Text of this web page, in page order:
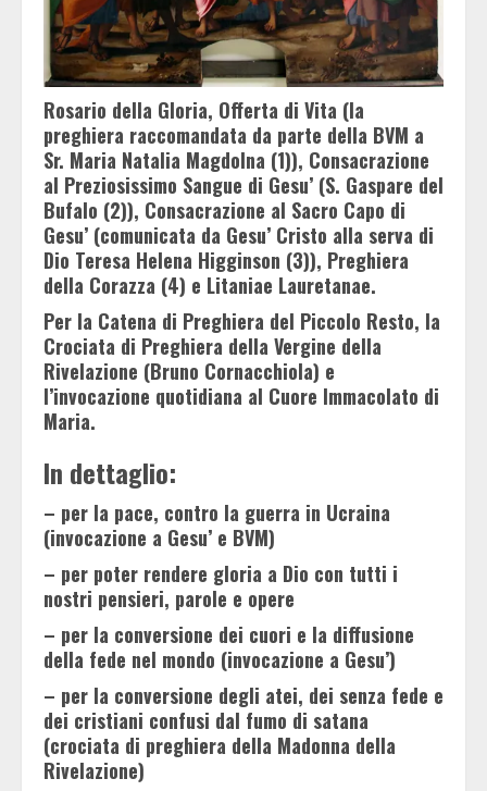
Rosario della Gloria, Offerta di Vita (la
preghiera raccomandata da parte della BVM a
Sr. Maria Natalia Magdolna (1)), Consacrazione
al Preziosissimo Sangue di Gesu’ (S. Gaspare del
Bufalo (2)), Consacrazione al Sacro Capo di
Gesu’ (comunicata da Gesu’ Cristo alla serva di
Dio Teresa Helena Higginson (3)), Preghiera
della Corazza (4) e Litaniae Lauretanae.
Per la Catena di Preghiera del Piccolo Resto, la
Crociata di Preghiera della Vergine della
Rivelazione (Bruno Cornacchiola) e
l’invocazione quotidiana al Cuore Immacolato di
Maria.
In dettaglio:
– per la pace, contro la guerra in Ucraina
(invocazione a Gesu’ e BVM)
– per poter rendere gloria a Dio con tutti i
nostri pensieri, parole e opere
– per la conversione dei cuori e la diffusione
della fede nel mondo (invocazione a Gesu’)
– per la conversione degli atei, dei senza fede e
dei cristiani confusi dal fumo di satana
(crociata di preghiera della Madonna della
Rivelazione)